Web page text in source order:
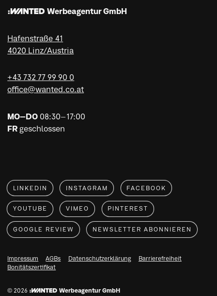
:WANTED Werbeagentur GmbH
Hafenstraße 41
4020 Linz/Austria
+43 732 77 99 90 0
office@wanted.co.at
MO–DO 08:30–17:00
FR geschlossen
LINKEDIN INSTAGRAM FACEBOOK
YOUTUBE VIMEO PINTEREST
GOOGLE REVIEW NEWSLETTER ABONNIEREN
Impressum AGBs Datenschutzerklärung
Barrierefreiheit
Bonitätszertifikat
© 2026 :WANTED Werbeagentur GmbH